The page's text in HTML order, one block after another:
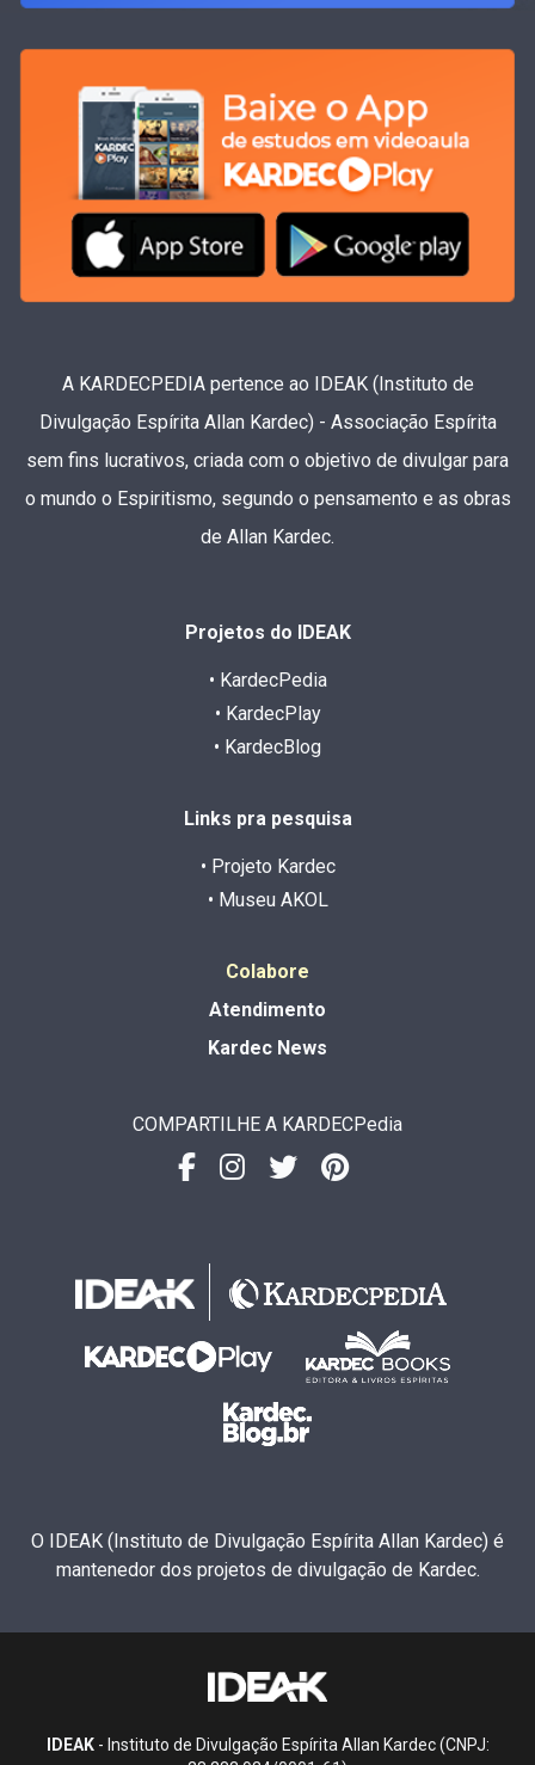
A KARDECPEDIA pertence ao IDEAK (Instituto de
Divulgação Espírita Allan Kardec) - Associação Espírita
sem fins lucrativos, criada com o objetivo de divulgar para
o mundo o Espiritismo, segundo o pensamento e as obras
de Allan Kardec.
Projetos do IDEAK
• KardecPedia
• KardecPlay
• KardecBlog
Links pra pesquisa
• Projeto Kardec
• Museu AKOL
Colabore
Atendimento
Kardec News
COMPARTILHE A KARDECPedia
O IDEAK (Instituto de Divulgação Espírita Allan Kardec) é
mantenedor dos projetos de divulgação de Kardec.
IDEAK- Instituto de Divulgação Espírita Allan Kardec (CNPJ: